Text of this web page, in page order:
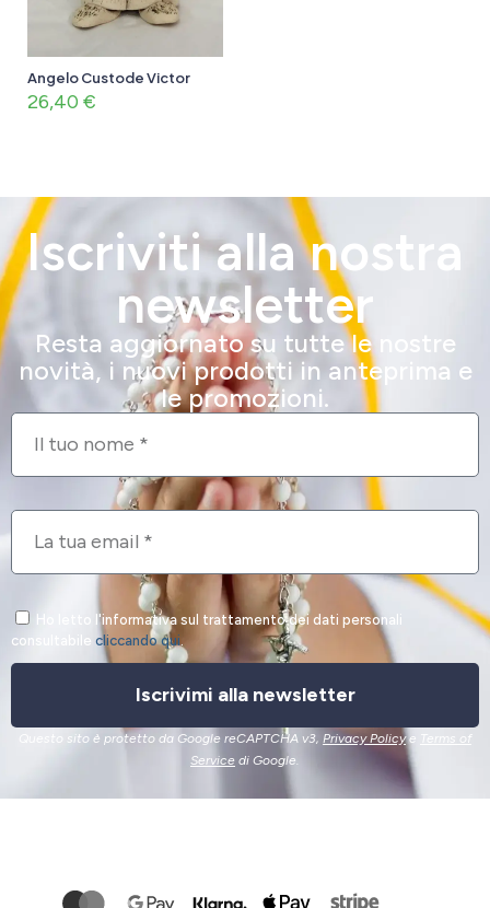
Angelo Custode Victor
26,40 €
Iscriviti alla nostra
newsletter
Resta aggiornato su tutte le nostre
novità, i nuovi prodotti in anteprima e
le promozioni.
Ho letto l'informativa sul trattamento dei dati personali
consultabile cliccando qui.
Iscrivimi alla newsletter
Questo sito è protetto da Google reCAPTCHA v3, Privacy Policye Terms of
Service di Google.